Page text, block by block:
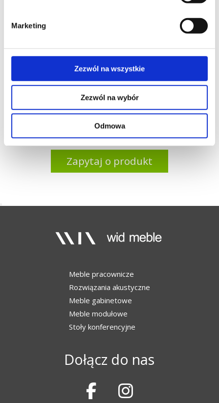
Marketing
Zezwól na wszystkie
Zezwól na wybór
Odmowa
LORIA to minimalistyczny, lekki i
gościnny, konferencyjny. Jego forma
zbudowana jest na czarnym 4-ramiennym
pająku tworzywowym z kółkami i z opcją
regulacji wysokości siedziska lub bez.
Producent: Vank
Zapytaj o produkt
Meble pracownicze
Rozwiązania akustyczne
Meble gabinetowe
Meble modułowe
Stoły konferencyjne
Dołącz do nas